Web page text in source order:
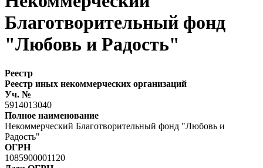
Благотворительный фонд
"Любовь и Радость"
Реестр
Реестр иных некоммерческих организаций
Уч. №
5914013040
Полное наименование
Некоммерческий Благотворительный фонд "Любовь и
Радость"
ОГРН
1085900001120